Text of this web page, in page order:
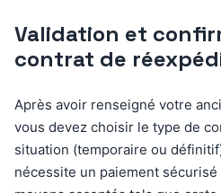
Validation et
contrat de
Après avoir renseigné votre
vous devez choisir le type de
situation (temporaire ou
nécessite un paiement